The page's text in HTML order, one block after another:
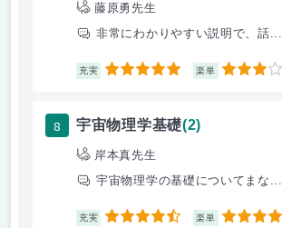
藤原勇先生
非常にわかりやすい説明で、話...
充実 5 楽単 3
8 宇宙物理学基礎(2)
岸本真先生
宇宙物理学の基礎についてまな...
充実 4.5 楽単 4